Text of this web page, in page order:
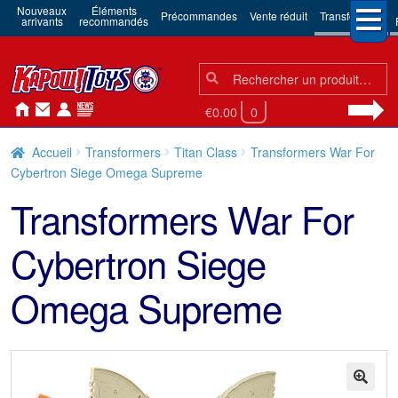
Nouveaux
arrivants
Éléments
recommandés Précommandes Vente réduit Transformers
Chercher:
Chercher
€0.00 0
Accueil Transformers Titan Class
Transformers War For
Cybertron Siege Omega Supreme
Transformers War For
Cybertron Siege
Omega Supreme